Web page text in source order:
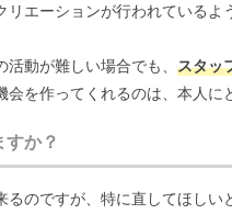
エーションが行われているよ
動が難しい場合でも、 スタッ
会を作ってくれるのは、本人
なく食事を摂れているよう
すか？
のですが、特に直してほし